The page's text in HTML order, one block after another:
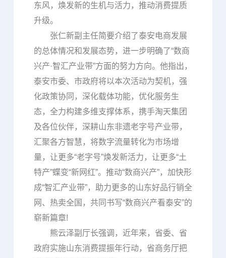
东风，焕发新的生机与活力，推动消费提质
升级。
张仁新副主任简要介绍了泰安电商发展
的总体情况和发展态势，进一步明确了“数商
兴产·智汇产业带”方面的努力方向。他指出，
泰安市委、市政府将以本次活动为契机，强
化政策协同，深化载体功能，优化服务生
态，全力构建多维支撑体系，携手淘天集团
及各位伙伴，深耕山东非遗老字号产业带，
汇聚各方智慧，将数字流量转化为市场增
量，让更多“老字号”焕发新活力，让更多“土
特产”蝶变“新网红”。推动“数商兴产”，加快形
成“智汇产业带”，助力更多的山东好品行销全
网、热卖全国，共同书写“数商兴产看泰安”的
崭新篇章!
熊云泽副厅长强调，近年来，省委、省
政府实施山东消费提振年行动，省商务厅把